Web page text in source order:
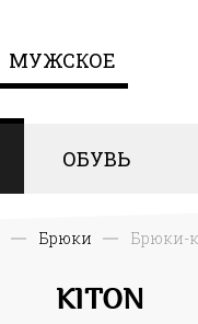
МУЖСКОЕ
ОБУВЬ
Брюки Брюки-
KITON